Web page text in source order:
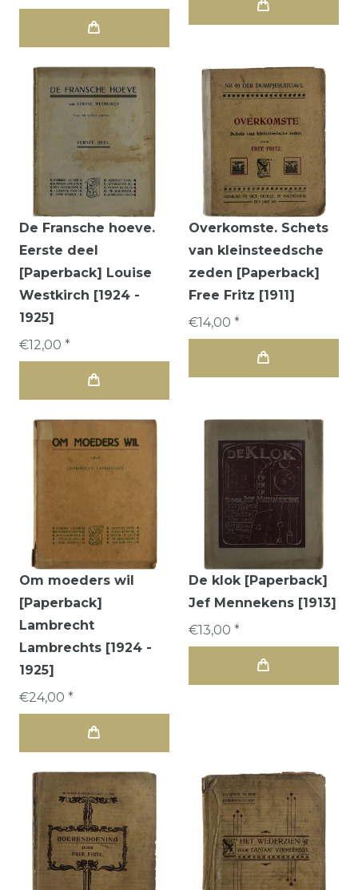
De Fransche hoeve.
Eerste deel
[Paperback] Louise
Westkirch [1924 -
1925]
€12,00 *
Overkomste. Schets
van kleinsteedsche
zeden [Paperback]
Free Fritz [1911]
€14,00 *
Om moeders wil
[Paperback]
Lambrecht
Lambrechts [1924 -
1925]
€24,00 *
De klok [Paperback]
Jef Mennekens [1913]
€13,00 *